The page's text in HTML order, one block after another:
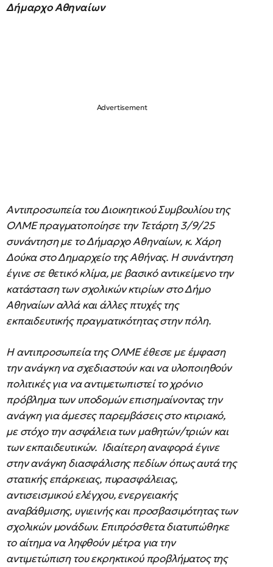
Δήμαρχο Αθηναίων
Αντιπροσωπεία του Διοικητικού Συμβουλίου της
ΟΛΜΕ πραγματοποίησε την Τετάρτη 3/9/25
συνάντηση με το Δήμαρχο Αθηναίων, κ. Χάρη
Δούκα στο Δημαρχείο της Αθήνας. Η συνάντηση
έγινε σε θετικό κλίμα, με βασικό αντικείμενο την
κατάσταση των σχολικών κτιρίων στο Δήμο
Αθηναίων αλλά και άλλες πτυχές της
εκπαιδευτικής πραγματικότητας στην πόλη.
Η αντιπροσωπεία της ΟΛΜΕ έθεσε με έμφαση
την ανάγκη να σχεδιαστούν και να υλοποιηθούν
πολιτικές για να αντιμετωπιστεί το χρόνιο
πρόβλημα των υποδομών επισημαίνοντας την
ανάγκη για άμεσες παρεμβάσεις στο κτιριακό,
με στόχο την ασφάλεια των μαθητών/τριών και
των εκπαιδευτικών. Ιδιαίτερη αναφορά έγινε
στην ανάγκη διασφάλισης πεδίων όπως αυτά της
στατικής επάρκειας, πυρασφάλειας,
αντισεισμικού ελέγχου, ενεργειακής
αναβάθμισης, υγιεινής και προσβασιμότητας των
σχολικών μονάδων. Επιπρόσθετα διατυπώθηκε
το αίτημα να ληφθούν μέτρα για την
αντιμετώπιση του εκρηκτικού προβλήματος της